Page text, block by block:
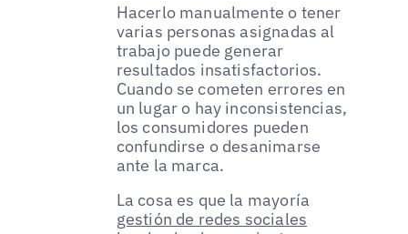
Hacerlo manualmente o tener
varias personas asignadas al
trabajo puede generar
resultados insatisfactorios.
Cuando se cometen errores en
un lugar o hay inconsistencias,
los consumidores pueden
confundirse o desanimarse
ante la marca.
La cosa es que la mayoría
gestión de redes sociales